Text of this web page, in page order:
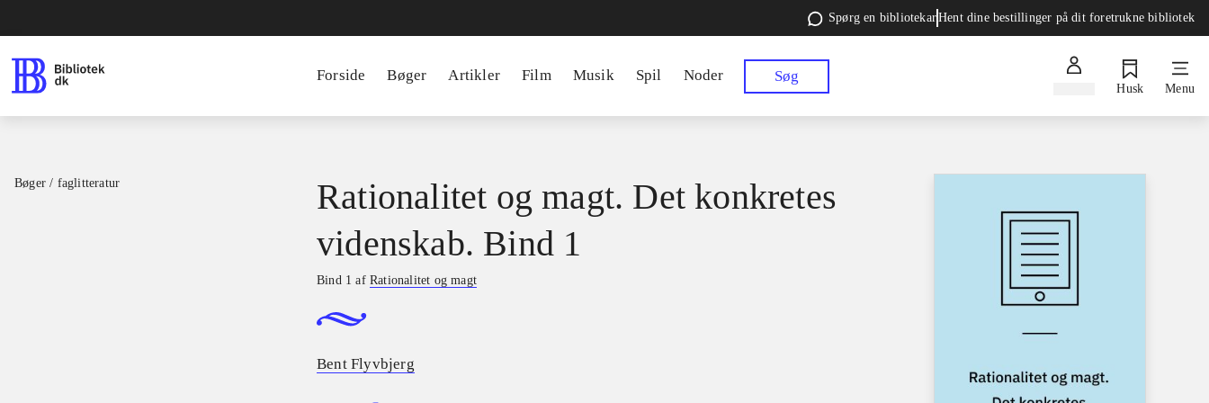
Spørg en bibliotekarHent dine bestillinger på dit foretrukne bibliotek
Forside Bøger Artikler Film Musik Spil Noder Søg
Husk Menu
Bøger / faglitteratur
Rationalitet og magt. Det konkretes
videnskab. Bind 1
Bind 1 afRationalitet og magt
Bent Flyvbjerg